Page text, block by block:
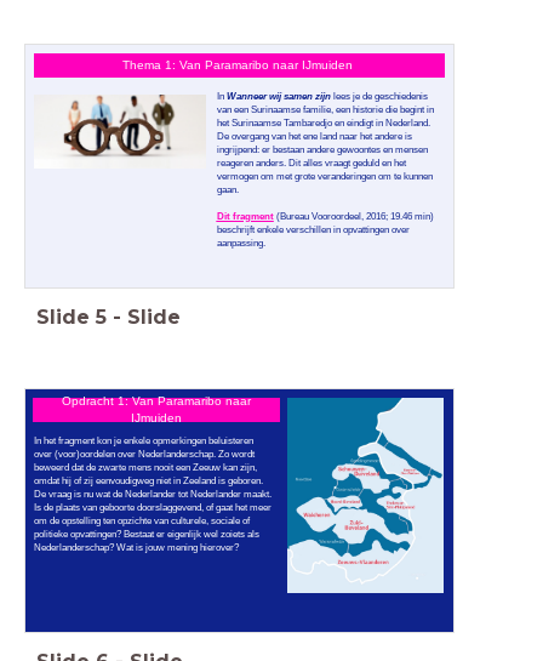
In Wanneer wij samen zijn lees je de geschiedenis
van een Surinaamse familie, een historie die begint in
het Surinaamse Tambaredjo en eindigt in Nederland.
De overgang van het ene land naar het andere is
ingrijpend: er bestaan andere gewoontes en mensen
reageren anders. Dit alles vraagt geduld en het
vermogen om met grote veranderingen om te kunnen
gaan.
Dit fragment(Bureau Vooroordeel, 2016; 19.46 min)
beschrijft enkele verschillen in opvattingen over
aanpassing.
Thema 1: Van Paramaribo naar IJmuiden
Slide 5 - Slide
In het fragment kon je enkele opmerkingen beluisteren
over (voor)oordelen over Nederlanderschap. Zo wordt
beweerd dat de zwarte mens nooit een Zeeuw kan zijn,
omdat hij of zij eenvoudigweg niet in Zeeland is geboren.
De vraag is nu wat de Nederlander tot Nederlander maakt.
Is de plaats van geboorte doorslaggevend, of gaat het meer
om de opstelling ten opzichte van culturele, sociale of
politieke opvattingen? Bestaat er eigenlijk wel zoiets als
Nederlanderschap? Wat is jouw mening hierover?
Opdracht 1: Van Paramaribo naar
IJmuiden